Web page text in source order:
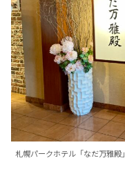
札幌パークホテル「なだ万雅殿」